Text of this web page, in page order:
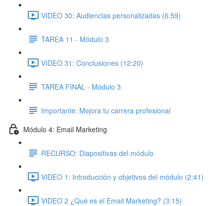
VIDEO 30: Audiencias personalizadas (6:59)
TAREA 11 - Módulo 3
VIDEO 31: Conclusiones (12:20)
TAREA FINAL - Módulo 3
Importante: Mejora tu carrera profesional
Módulo 4: Email Marketing
RECURSO: Diapositivas del módulo
VIDEO 1: Introducción y objetivos del módulo (2:41)
VIDEO 2 ¿Qué es el Email Marketing? (3:15)